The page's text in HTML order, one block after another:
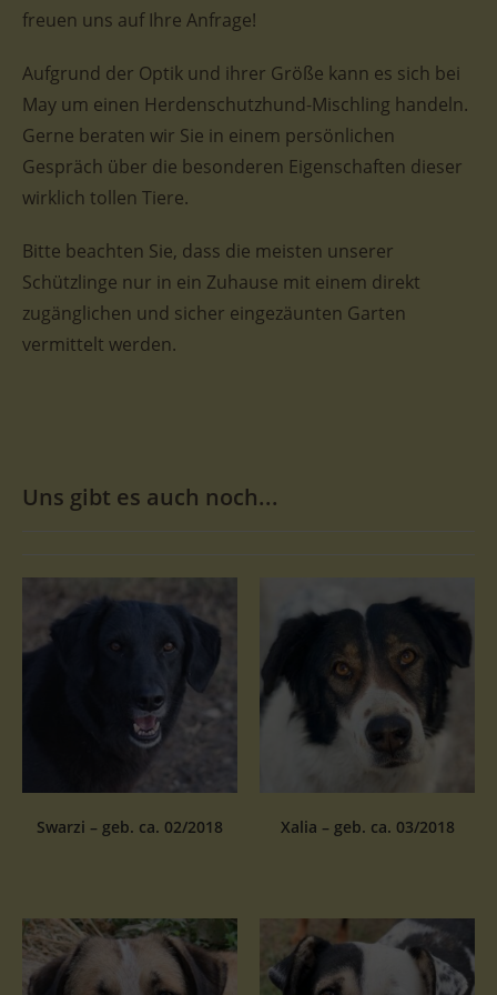
freuen uns auf Ihre Anfrage!
Aufgrund der Optik und ihrer Größe kann es sich bei
May um einen Herdenschutzhund-Mischling handeln.
Gerne beraten wir Sie in einem persönlichen
Gespräch über die besonderen Eigenschaften dieser
wirklich tollen Tiere.
Bitte beachten Sie, dass die meisten unserer
Schützlinge nur in ein Zuhause mit einem direkt
zugänglichen und sicher eingezäunten Garten
vermittelt werden.
Uns gibt es auch noch...
Swarzi – geb. ca. 02/2018 Xalia – geb. ca. 03/2018